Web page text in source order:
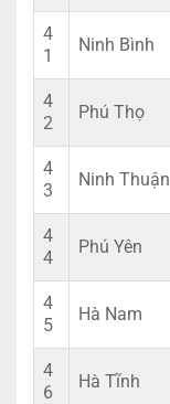
4
1
Ninh Bình
4
2
Phú Thọ
4
3
Ninh Thuận
4
4
Phú Yên
4
5
Hà Nam
4
6
Hà Tĩnh